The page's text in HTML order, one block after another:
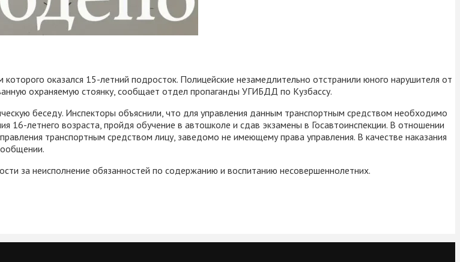
оказался 15-летний подросток. Полицейские незамедлительно отстранили юного нарушителя от
охраняемую стоянку, сообщает отдел пропаганды УГИБДД по Кузбассу.
беседу. Инспекторы объяснили, что для управления данным транспортным средством необходимо
16-летнего возраста, пройдя обучение в автошколе и сдав экзамены в Госавтоинспекции. В отношении
транспортным средством лицу, заведомо не имеющему права управления. В качестве наказания
за неисполнение обязанностей по содержанию и воспитанию несовершеннолетних.